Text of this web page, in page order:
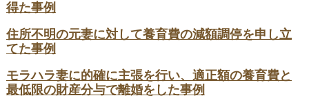
得た事例
住所不明の元妻に対して養育費の減額調停を申し立
てた事例
モラハラ妻に的確に主張を行い、適正額の養育費と
最低限の財産分与で離婚をした事例